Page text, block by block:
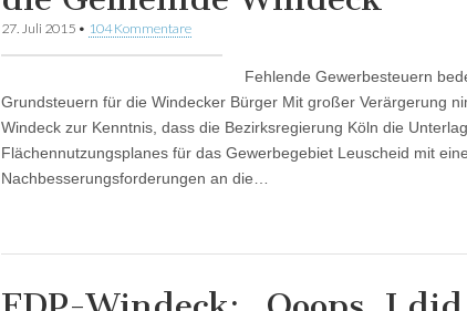
27. Juli 2015 • 104 Kommentare
Fehlende Gewerbesteuern
Grundsteuern für die Windecker Bürger Mit großer Verärgerung
Windeck zur Kenntnis, dass die Bezirksregierung Köln die
Flächennutzungsplanes für das Gewerbegebiet Leuscheid mit
Nachbesserungsforderungen an die…